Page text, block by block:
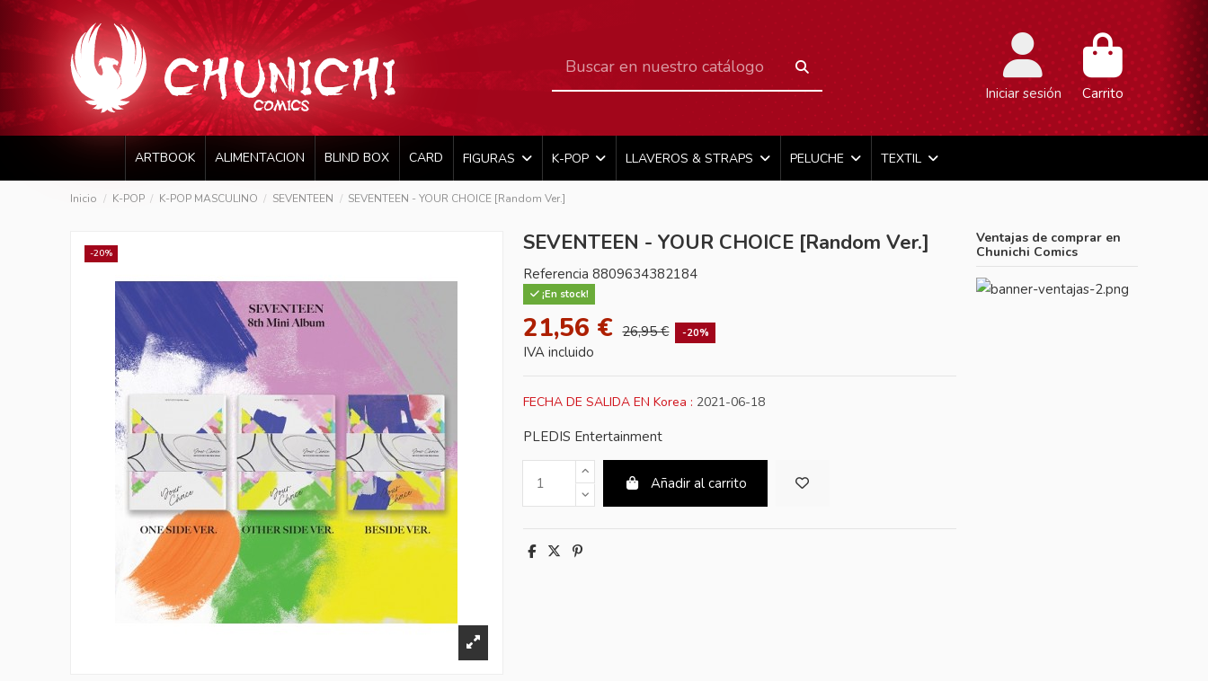
Iniciar sesión Carrito
ARTBOOK ALIMENTACION BLIND BOX CARD FIGURAS K-POP LLAVEROS & STRAPS PELUCHE TEXTIL
Inicio K-POP K-POP MASCULINO SEVENTEEN SEVENTEEN - YOUR CHOICE [Random Ver.]
-20% SEVENTEEN - YOUR CHOICE [Random Ver.]
Referencia 8809634382184
¡En stock!
21,56 € 26,95 € -20%
IVA incluido
FECHA DE SALIDA EN Korea : 2021-06-18
PLEDIS Entertainment
Añadir al carrito
Ventajas de comprar en
Chunichi Comics